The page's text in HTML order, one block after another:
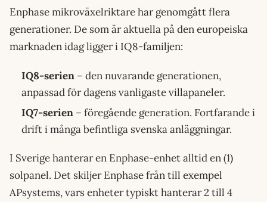
Enphase mikroväxelriktare har genomgått flera
generationer. De som är aktuella på den europeiska
marknaden idag ligger i IQ8-familjen:
IQ8-serien – den nuvarande generationen,
anpassad för dagens vanligaste villapaneler.
IQ7-serien – föregående generation. Fortfarande i
drift i många befintliga svenska anläggningar.
I Sverige hanterar en Enphase-enhet alltid en (1)
solpanel. Det skiljer Enphase från till exempel
APsystems, vars enheter typiskt hanterar 2 till 4